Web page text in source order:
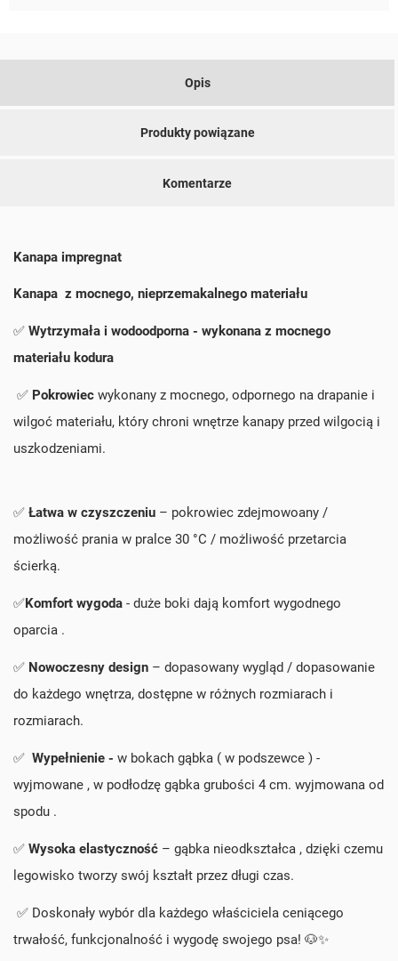
Opis
Produkty powiązane
Komentarze
Kanapa impregnat
Kanapa z mocnego, nieprzemakalnego materiału
✅ Wytrzymała i wodoodporna - wykonana z mocnego
materiału kodura
✅ Pokrowiec wykonany z mocnego, odpornego na drapanie i
wilgoć materiału, który chroni wnętrze kanapy przed wilgocią i
uszkodzeniami.
✅ Łatwa w czyszczeniu – pokrowiec zdejmowoany /
możliwość prania w pralce 30 °C / możliwość przetarcia
ścierką.
✅Komfort wygoda - duże boki dają komfort wygodnego
oparcia .
✅ Nowoczesny design – dopasowany wygląd / dopasowanie
do każdego wnętrza, dostępne w różnych rozmiarach i
rozmiarach.
✅ Wypełnienie - w bokach gąbka ( w podszewce ) -
wyjmowane , w podłodzę gąbka grubości 4 cm. wyjmowana od
spodu .
✅ Wysoka elastyczność – gąbka nieodkształca , dzięki czemu
legowisko tworzy swój kształt przez długi czas.
✅ Doskonały wybór dla każdego właściciela ceniącego
trwałość, funkcjonalność i wygodę swojego psa! 🐶✨